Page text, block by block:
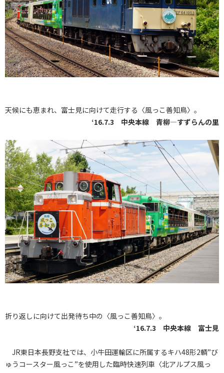
天候にも恵まれ、富士見に向けて走行する〈風っこ善知鳥〉。
‘16.7.3 中央本線 青柳―すずらんの里
折り返しに向けて出発待ち中の〈風っこ善知鳥〉。
‘16.7.3 中央本線 富士見
JR東日本長野支社では、小牛田運輸区に所属するキハ48形2輌”び
ゅうコースター風っこ”を使用した臨時快速列車〈北アルプス風っ